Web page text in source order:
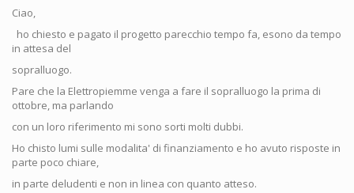
Ciao,
ho chiesto e pagato il progetto parecchio tempo fa, esono da tempo
in attesa del
sopralluogo.
Pare che la Elettropiemme venga a fare il sopralluogo la prima di
ottobre, ma parlando
con un loro riferimento mi sono sorti molti dubbi.
Ho chisto lumi sulle modalita' di finanziamento e ho avuto risposte in
parte poco chiare,
in parte deludenti e non in linea con quanto atteso.